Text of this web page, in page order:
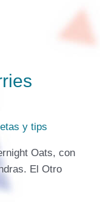
y tips
Oats, con
El Otro